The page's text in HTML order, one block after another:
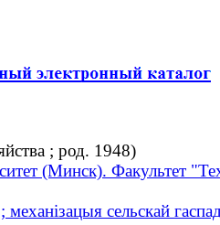
; род. 1948)
(Минск). Факультет
сельскай